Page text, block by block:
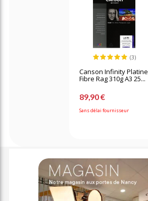
(3)
Canson Infinity Platine
Fibre Rag 310g A3 25...
89,90 €
Sans délai fournisseur